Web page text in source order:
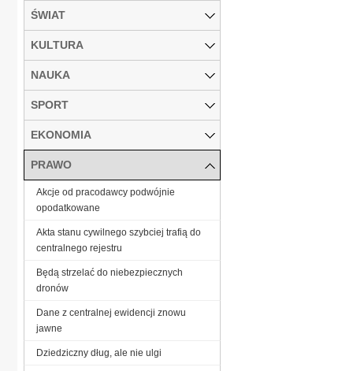
ŚWIAT
KULTURA
NAUKA
SPORT
EKONOMIA
PRAWO
Akcje od pracodawcy podwójnie
opodatkowane
Akta stanu cywilnego szybciej trafią do
centralnego rejestru
Będą strzelać do niebezpiecznych
dronów
Dane z centralnej ewidencji znowu
jawne
Dziedziczny dług, ale nie ulgi